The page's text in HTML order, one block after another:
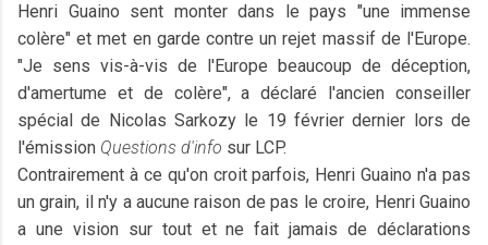
Henri Guaino sent monter dans le pays "une immense
colère" et met en garde contre un rejet massif de l'Europe.
"Je sens vis-à-vis de l'Europe beaucoup de déception,
d'amertume et de colère", a déclaré l'ancien conseiller
spécial de Nicolas Sarkozy le 19 février dernier lors de
l'émission Questions d'info sur LCP.
Contrairement à ce qu'on croit parfois, Henri Guaino n'a pas
un grain, il n'y a aucune raison de pas le croire, Henri Guaino
a une vision sur tout et ne fait jamais de déclarations